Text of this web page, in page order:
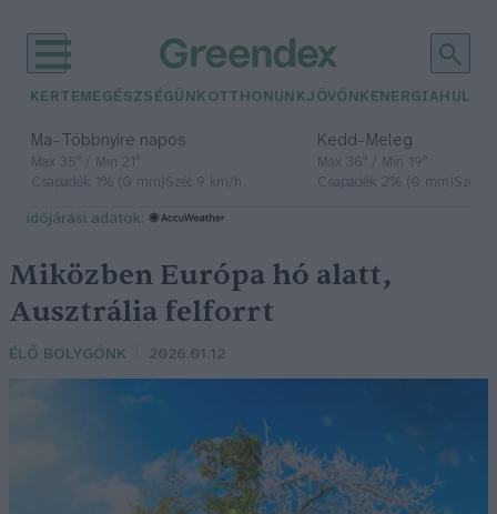
KERTEM EGÉSZSÉGÜNK OTTHONUNKJÖVŐNK ENERGIA
Ma– Többnyire napos
Max 35° / Min 21°
Csapadék: 1% (0 mm)Szél: 9 km/h
Kedd– Meleg
Max 36° / Min 19°
Csapadék: 2% (0 mm)Szél:
időjárási adatok:
Miközben Európa hó alatt,
Ausztrália felforrt
ÉLŐ BOLYGÓNK 2026.01.12